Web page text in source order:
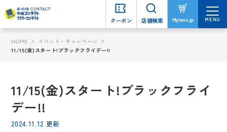
クーポン 店舗検索 Mylens.jp MENU
HOME
イベント・キャンペーン
11/15(金)スタート!ブラックフライデー!!
11/15(金)スタート!ブラックフライ
デー!!
2024.11.12 更新
クーポン 店舗検索 Mylens.jp MENU